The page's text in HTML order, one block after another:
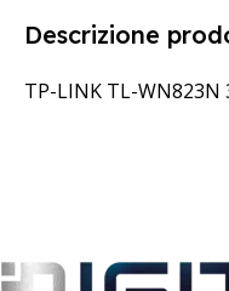
Descrizione
TP-LINK TL-WN823N